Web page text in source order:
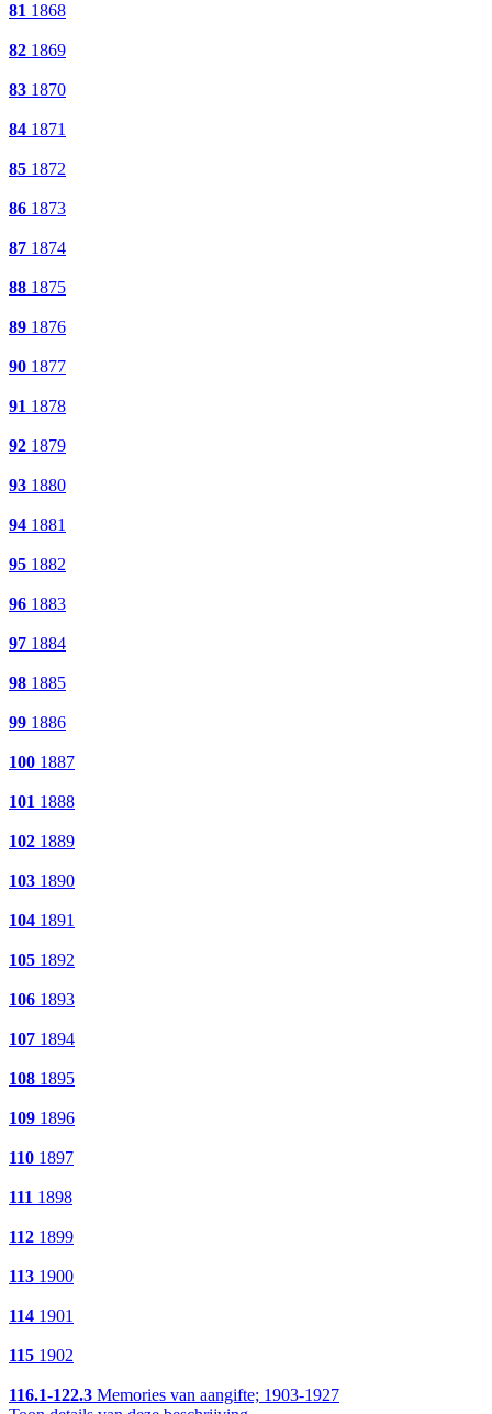
81 1868
82 1869
83 1870
84 1871
85 1872
86 1873
87 1874
88 1875
89 1876
90 1877
91 1878
92 1879
93 1880
94 1881
95 1882
96 1883
97 1884
98 1885
99 1886
100 1887
101 1888
102 1889
103 1890
104 1891
105 1892
106 1893
107 1894
108 1895
109 1896
110 1897
111 1898
112 1899
113 1900
114 1901
115 1902
116.1-122.3 Memories van aangifte; 1903-1927